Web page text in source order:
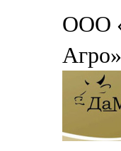
ООО
Агро»